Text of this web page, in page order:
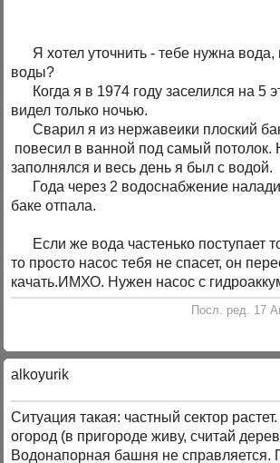
Я хотел уточнить - тебе нужна вода,
воды?
Когда я в 1974 году заселился на 5
видел только ночью.
Сварил я из нержавеики плоский
повесил в ванной под самый потолок.
заполнялся и весь день я был с водой.
Года через 2 водоснабжение
баке отпала.
Если же вода частенько поступает
то просто насос тебя не спасет, он
качать.ИМХО. Нужен насос с
Посл. ред. 17
alkoyurik
Ситуация такая: частный сектор
огород (в пригороде живу, считай
Водонапорная башня не справляется.